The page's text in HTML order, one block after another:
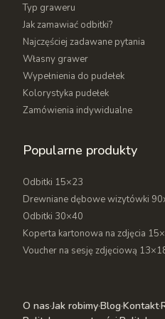
Typ graweru
Jak zamawiać odbitki?
Najczęściej zadawane pytania
Własny grawer
Wypełnienia do pudełek
Kolorystyka pudełek
Zamówienia indywidualne
Popularne produkty
Odbitki 15×23
Drewniane dębowe wizytówki
Odbitki 30×40
Koperta kartonowa na zdjęcia
Voucher na sesję zdjęciową
O nas·Jak robimy·Blog·Kontakt·